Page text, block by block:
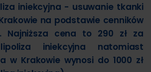
iniekcyjna - usuwanie tkanki
na podstawie cenników
Najniższa cena to 290 zł za
iniekcyjna natomiast
w Krakowie wynosi do 1000 zł